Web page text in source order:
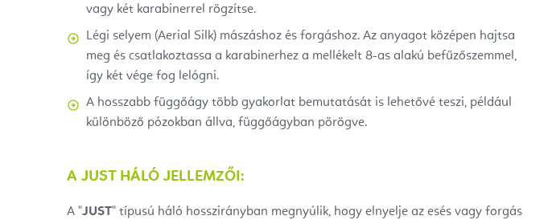
vagy két karabinerrel rögzítse.
Légi selyem (Aerial Silk) mászáshoz és forgáshoz. Az anyagot középen hajtsa
meg és csatlakoztassa a karabinerhez a mellékelt 8-as alakú befűzőszemmel,
így két vége fog lelógni.
A hosszabb függőágy több gyakorlat bemutatását is lehetővé teszi, például
különböző pózokban állva, függőágyban pörögve.
A JUST HÁLÓ JELLEMZŐI:
A "JUST" típusú háló hosszirányban megnyúlik, hogy elnyelje az esés vagy forgás